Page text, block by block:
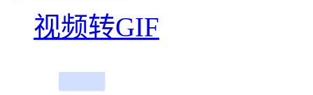
GIF拼图